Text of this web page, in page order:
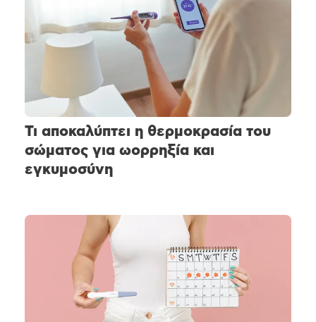
Τι αποκαλύπτει η θερμοκρασία του
σώματος για ωορρηξία και
εγκυμοσύνη